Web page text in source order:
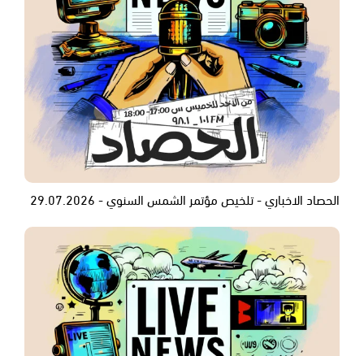
الحصاد الاخباري - تلخيص مؤتمر الشمس السنوي - 29.07.2026